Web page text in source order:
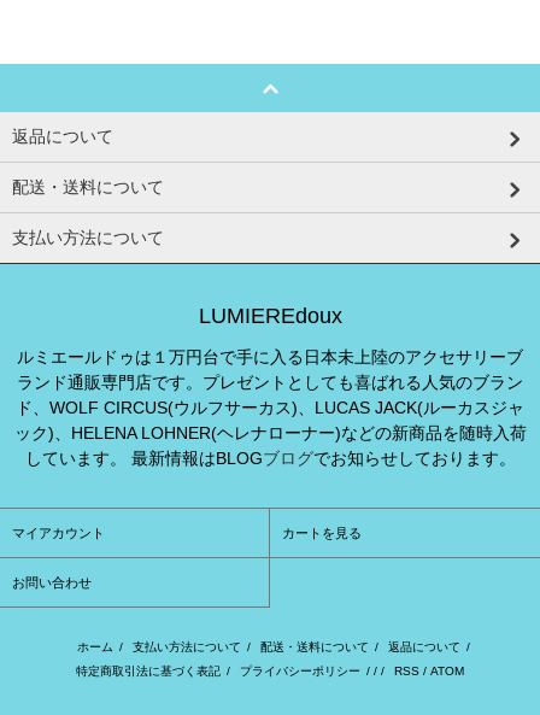
返品について
配送・送料について
支払い方法について
LUMIEREdoux
ルミエールドゥは１万円台で手に入る日本未上陸のアクセサリーブ
ランド通販専門店です。プレゼントとしても喜ばれる人気のブラン
ド、WOLF CIRCUS(ウルフサーカス)、LUCAS JACK(ルーカスジャ
ック)、HELENA LOHNER(ヘレナローナー)などの新商品を随時入荷
しています。 最新情報はBLOGブログでお知らせしております。
マイアカウント カートを見る
お問い合わせ
ホーム / 支払い方法について / 配送・送料について / 返品について /
特定商取引法に基づく表記 / プライバシーポリシー / / / RSS / ATOM